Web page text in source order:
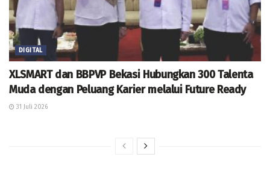
DIGITAL
XLSMART dan BBPVP Bekasi Hubungkan 300 Talenta
Muda dengan Peluang Karier melalui Future Ready
31 Juli 2026